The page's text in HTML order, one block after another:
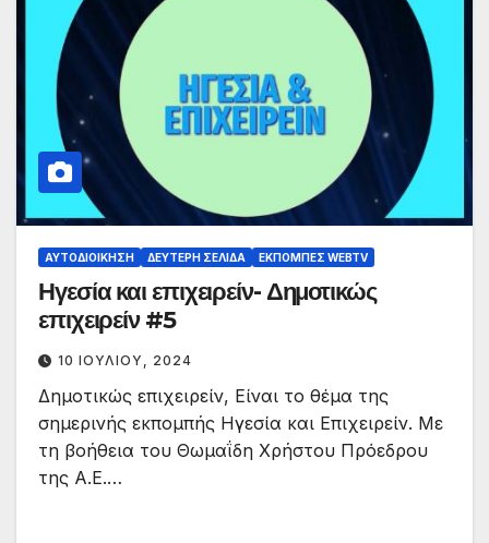
ΑΥΤΟΔΙΟΊΚΗΣΗ ΔΕΎΤΕΡΗ ΣΕΛΊΔΑ ΕΚΠΟΜΠΈΣ WEBTV
Ηγεσία και επιχειρείν- Δημοτικώς
επιχειρείν #5
10 ΙΟΥΛΊΟΥ, 2024
Δημοτικώς επιχειρείν, Είναι το θέμα της
σημερινής εκπομπής Ηγεσία και Επιχειρείν. Με
τη βοήθεια του Θωμαΐδη Χρήστου Πρόεδρου
της Α.Ε.…